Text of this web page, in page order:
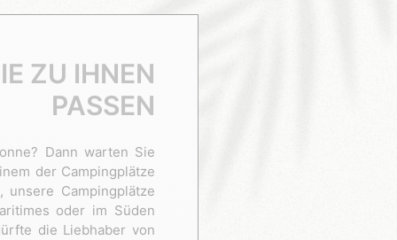
ZU IHNEN
PASSEN
Dann warten Sie
der Campingplätze
unsere Campingplätze
oder im Süden
die Liebhaber von